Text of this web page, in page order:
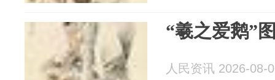
“羲之爱鹅”
人民资讯 2026-08-